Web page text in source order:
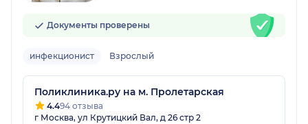
Документы проверены
инфекционист Взрослый
Поликлиника.ру на м. Пролетарская
4.494 отзыва
г Москва, ул Крутицкий Вал, д 26 стр 2